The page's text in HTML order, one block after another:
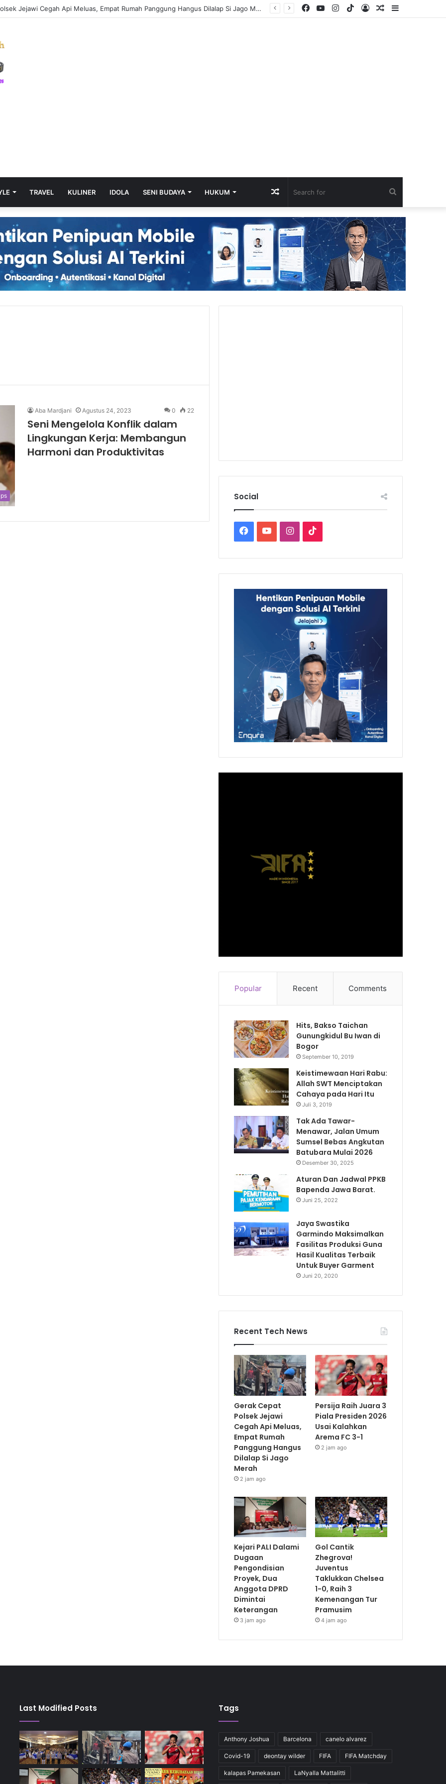
Gerak Cepat Polsek Jejawi Cegah Api Meluas, Empat Rumah Panggung Hangus Dilalap Si Jago Merah Sidebar
Random
Log
TikTok
Instagram
YouTube
Facebook
TRAVEL KULINER IDOLA SENI BUDAYA HUKUM
for
Random
Article
Aba Mardjani Agustus 24, 2023 0 22
Seni Mengelola Konflik dalam
Lingkungan Kerja: Membangun
Harmoni dan Produktivitas
Social
Facebook
YouTubeInstagram
Popular Recent Comments
Hits, Bakso Taichan
Gunungkidul Bu Iwan di
Bogor
September 10, 2019
Keistimewaan Hari Rabu:
Allah SWT Menciptakan
Cahaya pada Hari Itu
Juli 3, 2019
Tak Ada Tawar-
Menawar, Jalan Umum
Sumsel Bebas Angkutan
Batubara Mulai 2026
Desember 30, 2025
Aturan Dan Jadwal PPKB
Bapenda Jawa Barat.
Juni 25, 2022
Jaya Swastika
Garmindo Maksimalkan
Fasilitas Produksi Guna
Hasil Kualitas Terbaik
Untuk Buyer Garment
Juni 20, 2020
Recent Tech News
Gerak Cepat
Polsek Jejawi
Cegah Api Meluas,
Empat Rumah
Panggung Hangus
Dilalap Si Jago
Merah
2 jam ago
Persija Raih Juara 3
Piala Presiden 2026
Usai Kalahkan
Arema FC 3-1
2 jam ago
Kejari PALI Dalami
Dugaan
Pengondisian
Proyek, Dua
Anggota DPRD
Dimintai
Keterangan
3 jam ago
Gol Cantik
Zhegrova!
Juventus
Taklukkan Chelsea
1-0, Raih 3
Kemenangan Tur
Pramusim
4 jam ago
Last Modified Posts Tags
Anthony Joshua Barcelona canelo alvarez
Covid-19 deontay wilder FIFA FIFA Matchday
kalapas Pamekasan LaNyalla Mattalitti